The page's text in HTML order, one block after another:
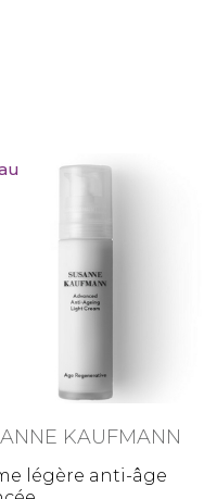
KAUFMANN
légère anti-âge